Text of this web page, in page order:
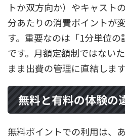
トか双方向か）やキャスト
分あたりの消費ポイントが
す。重要なのは「1分単位
です。月額定額制ではない
まま出費の管理に直結します
無料と有料の体験の
無料ポイントでの利用は、